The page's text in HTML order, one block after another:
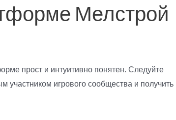
Мелстрой
прост и интуитивно понятен. Следуйте
участником игрового сообщества и получить